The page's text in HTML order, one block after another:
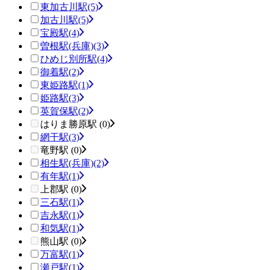
東加古川駅(5)
加古川駅(5)
宝殿駅(4)
曽根駅(兵庫)(3)
ひめじ別所駅(4)
御着駅(2)
東姫路駅(1)
姫路駅(3)
英賀保駅(2)
はりま勝原駅 (0)
網干駅(3)
竜野駅 (0)
相生駅(兵庫)(2)
有年駅(1)
上郡駅 (0)
三石駅(1)
吉永駅(1)
和気駅(1)
熊山駅 (0)
万富駅(1)
瀬戸駅(1)